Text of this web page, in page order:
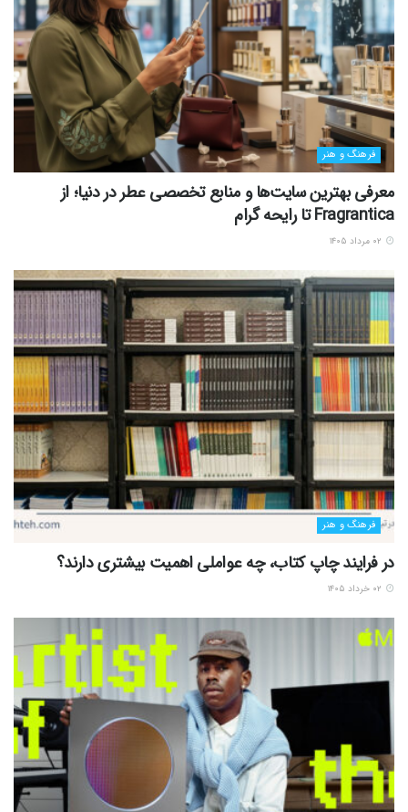
فرهنگ و هنر
معرفی بهترین سایت‌ها و منابع تخصصی عطر در دنیا؛ از
Fragrantica تا رایحه گرام
فرهنگ و هنر
در فرایند چاپ کتاب، چه عواملی اهمیت بیشتری دارند؟